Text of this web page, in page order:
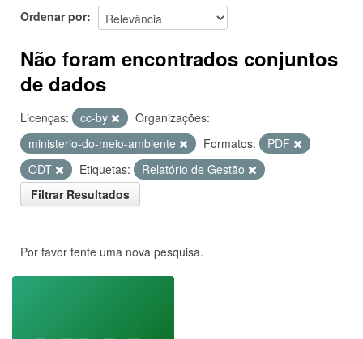
Ordenar por
Não foram encontrados conjuntos
de dados
Licenças: cc-by
Organizações:
ministerio-do-meio-ambiente
Formatos:
PDF
ODT
Etiquetas:
Relatório de Gestão
Filtrar Resultados
Por favor tente uma nova pesquisa.